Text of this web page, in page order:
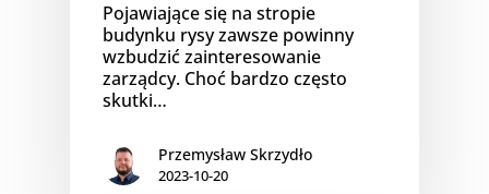
Pojawiające się na stropie
budynku rysy zawsze powinny
wzbudzić zainteresowanie
zarządcy. Choć bardzo często
skutki…
Przemysław Skrzydło
2023-10-20